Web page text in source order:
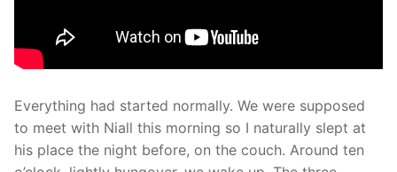
Everything had started normally. We were supposed
to meet with Niall this morning so I naturally slept at
his place the night before, on the couch. Around ten